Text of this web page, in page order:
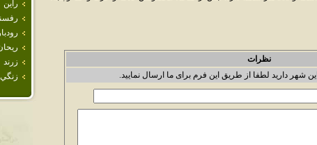
راين
رودبار
زرند
زنگي
نظرات
شهر دارید لطفا از طریق این فرم برای ما ارسال نمایید.